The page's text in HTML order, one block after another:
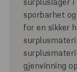
surpluslager i
sporbarhet
for en sikker
gjenvinning